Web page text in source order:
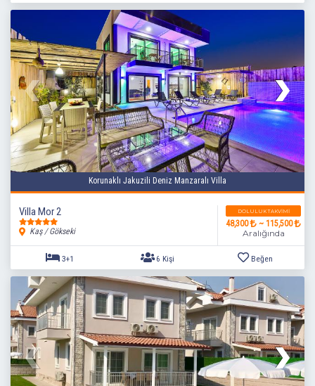
5+1 10 Kişi Beğen
Korunaklı Jakuzili Deniz Manzaralı Villa
Villa Mor 2
Kaş / Gökseki
DOLULUK TAKVIMI
48,300 ~ 115,500
Aralığında